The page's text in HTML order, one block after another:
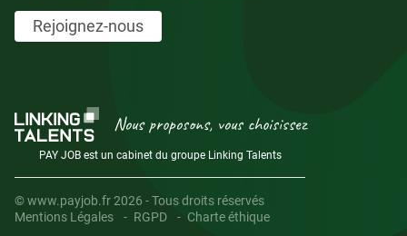
Rejoignez-nous
Nous proposons, vous choisissez
PAY JOB est un cabinet du groupe Linking Talents
© www.payjob.fr 2026 - Tous droits réservés
Mentions Légales
RGPD Charte éthique